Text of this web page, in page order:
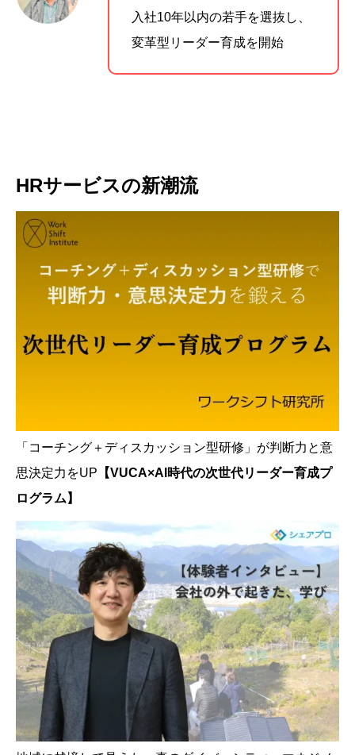
入社10年以内の若手を選抜し、
変革型リーダー育成を開始
HRサービスの新潮流
「コーチング＋ディスカッション型研修」が判断力と意
思決定力をUP 【VUCA×AI時代の次世代リーダー育成プ
ログラム】